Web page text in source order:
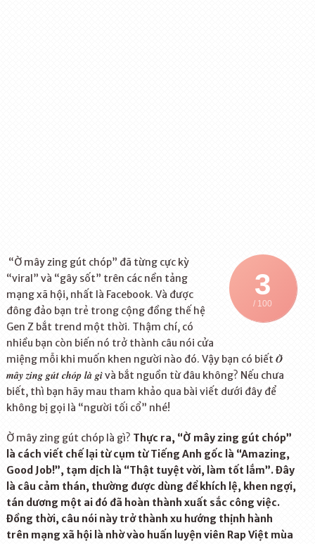
3
/ 100
“Ờ mây zing gút chóp” đã từng cực kỳ
“viral” và “gây sốt” trên các nền tảng
mạng xã hội, nhất là Facebook. Và được
đông đảo bạn trẻ trong cộng đồng thế hệ
Gen Z bắt trend một thời. Thậm chí, có
nhiều bạn còn biến nó trở thành câu nói cửa
miệng mỗi khi muốn khen người nào đó. Vậy bạn có biết Ờ
mây zing gút chóp là gìvà bắt nguồn từ đâu không? Nếu chưa
biết, thì bạn hãy mau tham khảo qua bài viết dưới đây để
không bị gọi là “người tối cổ” nhé!
Ờ mây zing gút chóp là gì? Thực ra, “Ờ mây zing gút chóp”
là cách viết chế lại từ cụm từ Tiếng Anh gốc là “Amazing,
Good Job!”, tạm dịch là “Thật tuyệt vời, làm tốt lắm”. Đây
là câu cảm thán, thường được dùng để khích lệ, khen ngợi,
tán dương một ai đó đã hoàn thành xuất sắc công việc.
Đồng thời, câu nói này trở thành xu hướng thịnh hành
trên mạng xã hội là nhờ vào huấn luyện viên Rap Việt mùa